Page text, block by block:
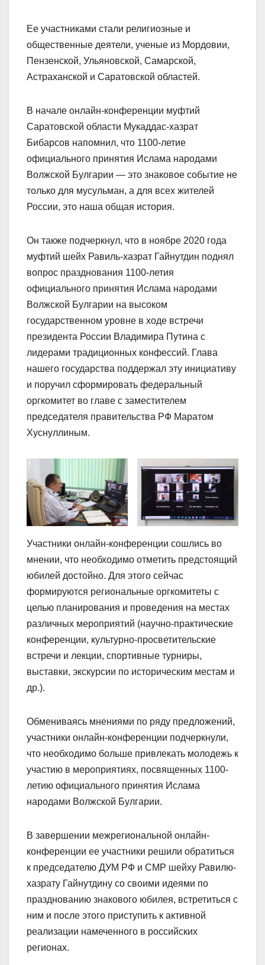
Ее участниками стали религиозные и
общественные деятели, ученые из Мордовии,
Пензенской, Ульяновской, Самарской,
Астраханской и Саратовской областей.
В начале онлайн-конференции муфтий
Саратовской области Мукаддас-хазрат
Бибарсов напомнил, что 1100-летие
официального принятия Ислама народами
Волжской Булгарии — это знаковое событие не
только для мусульман, а для всех жителей
России, это наша общая история.
Он также подчеркнул, что в ноябре 2020 года
муфтий шейх Равиль-хазрат Гайнутдин поднял
вопрос празднования 1100-летия
официального принятия Ислама народами
Волжской Булгарии на высоком
государственном уровне в ходе встречи
президента России Владимира Путина с
лидерами традиционных конфессий. Глава
нашего государства поддержал эту инициативу
и поручил сформировать федеральный
оргкомитет во главе с заместителем
председателя правительства РФ Маратом
Хуснуллиным.
Участники онлайн-конференции сошлись во
мнении, что необходимо отметить предстоящий
юбилей достойно. Для этого сейчас
формируются региональные оргкомитеты с
целью планирования и проведения на местах
различных мероприятий (научно-практические
конференции, культурно-просветительские
встречи и лекции, спортивные турниры,
выставки, экскурсии по историческим местам и
др.).
Обмениваясь мнениями по ряду предложений,
участники онлайн-конференции подчеркнули,
что необходимо больше привлекать молодежь к
участию в мероприятиях, посвященных 1100-
летию официального принятия Ислама
народами Волжской Булгарии.
В завершении межрегиональной онлайн-
конференции ее участники решили обратиться
к председателю ДУМ РФ и СМР шейху Равилю-
хазрату Гайнутдину со своими идеями по
празднованию знакового юбилея, встретиться с
ним и после этого приступить к активной
реализации намеченного в российских
регионах.